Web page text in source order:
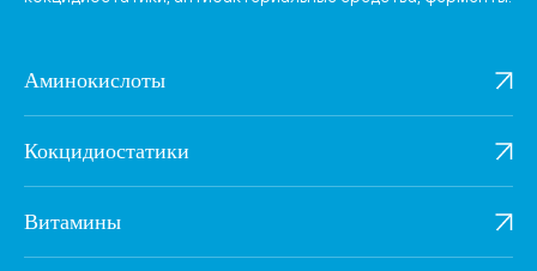
Аминокислоты
Кокцидиостатики
Витамины